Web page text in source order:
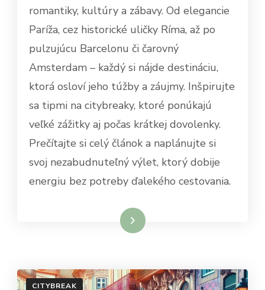
romantiky, kultúry a zábavy. Od elegancie
Paríža, cez historické uličky Ríma, až po
pulzujúcu Barcelonu či čarovný
Amsterdam – každý si nájde destináciu,
ktorá osloví jeho túžby a záujmy. Inšpirujte
sa tipmi na citybreaky, ktoré ponúkajú
veľké zážitky aj počas krátkej dovolenky.
Prečítajte si celý článok a naplánujte si
svoj nezabudnuteľný výlet, ktorý dobije
energiu bez potreby ďalekého cestovania.
Dowiedz się więcej
CITYBREAK